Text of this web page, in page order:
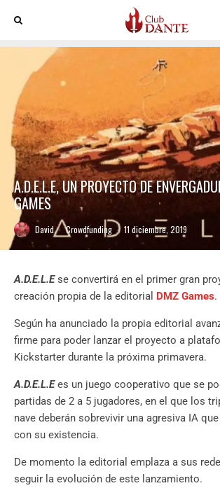
A.D.E.L.E, UN PROYECTO DE
GAMES
David · Crowdfunding · 11 diciembre, 2019
A.D.E.L.E se convertirá en el primer gran
creación propia de la editorial DMZ Games.
Según ha anunciado la propia editorial
firme para poder lanzar el proyecto a
Kickstarter durante la próxima primavera.
A.D.E.L.Ees un juego cooperativo que se
partidas de 2 a 5 jugadores, en el que los
nave deberán sobrevivir una agresiva IA
con su existencia.
De momento la editorial emplaza a sus
seguir la evolución de este lanzamiento.